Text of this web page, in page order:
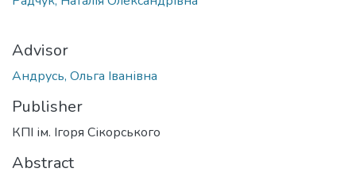
Advisor
Андрусь, Ольга Іванівна
Publisher
КПІ ім. Ігоря Сікорського
Abstract